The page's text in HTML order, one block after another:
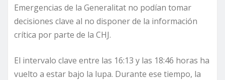
Emergencias de la Generalitat no podían tomar
decisiones clave al no disponer de la información
crítica por parte de la CHJ.
El intervalo clave entre las 16:13 y las 18:46 horas ha
vuelto a estar bajo la lupa. Durante ese tiempo, la